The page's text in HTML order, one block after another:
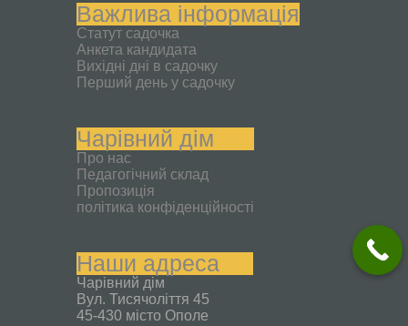
Важлива інформація
Статут садочка
Анкета кандидата
Вихідні дні в садочку
Перший день у садочку
Чарівний дім
Про нас
Педагогічний склад
Пропозиція
політика конфіденційності
Наши адреса
Чарівний дім
Вул. Тисячоліття 45
45-430 місто Ополе